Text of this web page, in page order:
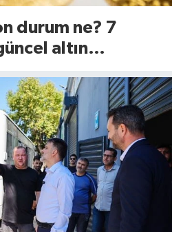
durum ne? 7
altın